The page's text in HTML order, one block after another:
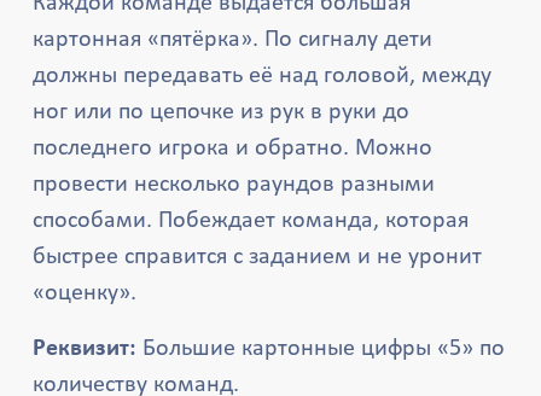
картонная «пятёрка». По сигналу дети
должны передавать её над головой, между
ног или по цепочке из рук в руки до
последнего игрока и обратно. Можно
провести несколько раундов разными
способами. Побеждает команда, которая
быстрее справится с заданием и не уронит
«оценку».
Реквизит: Большие картонные цифры «5» по
количеству команд.